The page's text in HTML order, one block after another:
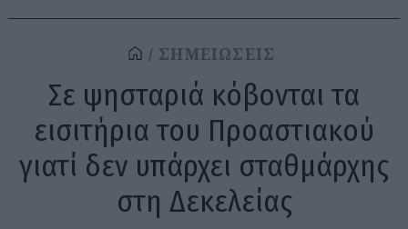
ΣΗΜΕΙΩΣΕΙΣ
Σε ψησταριά κόβονται τα
εισιτήρια του Προαστιακού
γιατί δεν υπάρχει σταθμάρχης
στη Δεκελείας